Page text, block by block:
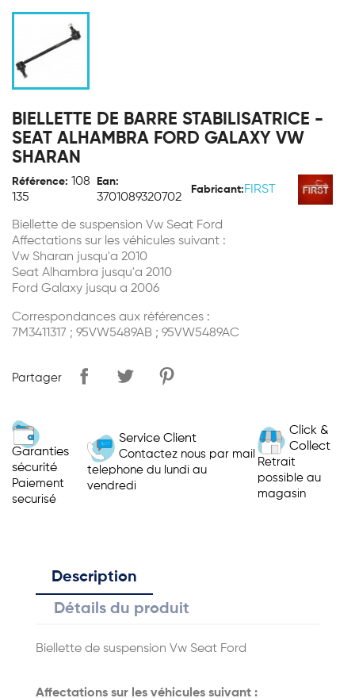
BIELLETTE DE BARRE STABILISATRICE -
SEAT ALHAMBRA FORD GALAXY VW
SHARAN
Référence: 108
135
Ean:
3701089320702
Fabricant: FIRST
Biellette de suspension Vw Seat Ford
Affectations sur les véhicules suivant :
Vw Sharan jusqu'a 2010
Seat Alhambra jusqu'a 2010
Ford Galaxy jusqu a 2006
Correspondances aux références :
7M3411317 ; 95VW5489AB ; 95VW5489AC
Partager
Garanties
sécurité
Paiement
securisé
Service Client
Contactez nous par mail
telephone du lundi au
vendredi
Click &
Collect
Retrait
possible au
magasin
Description
Détails du produit
Biellette de suspension Vw Seat Ford
Affectations sur les véhicules suivant :